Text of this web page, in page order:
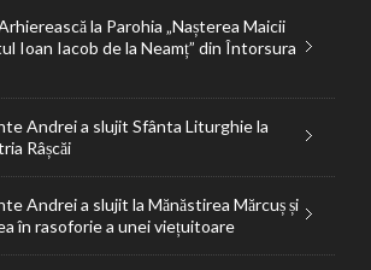
la Parohia „Nașterea Maicii
Ioan Iacob de la Neamț” din Întorsura
Andrei a slujit Sfânta Liturghie la
Râșcăi
Andrei a slujit la Mănăstirea Mărcuș și
în rasoforie a unei viețuitoare